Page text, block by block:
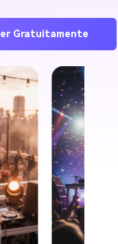
Gratuitamente